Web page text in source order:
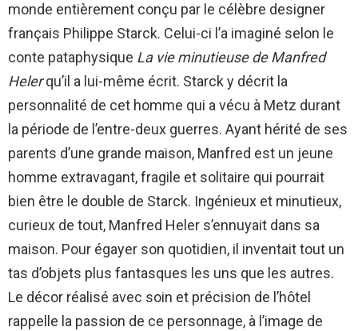
monde entièrement conçu par le célèbre designer
français Philippe Starck. Celui-ci l’a imaginé selon le
conte pataphysique La vie minutieuse de Manfred
Helerqu’il a lui-même écrit. Starck y décrit la
personnalité de cet homme qui a vécu à Metz durant
la période de l’entre-deux guerres. Ayant hérité de ses
parents d’une grande maison, Manfred est un jeune
homme extravagant, fragile et solitaire qui pourrait
bien être le double de Starck. Ingénieux et minutieux,
curieux de tout, Manfred Heler s’ennuyait dans sa
maison. Pour égayer son quotidien, il inventait tout un
tas d’objets plus fantasques les uns que les autres.
Le décor réalisé avec soin et précision de l’hôtel
rappelle la passion de ce personnage, à l’image de